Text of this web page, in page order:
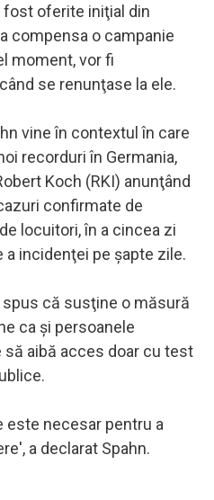
fost oferite iniţial din
compensa o campanie
moment, vor fi
se renunţase la ele.
vine în contextul în care
recorduri în Germania,
Koch (RKI) anunţând
confirmate de
locuitori, în a cincea zi
incidenţei pe şapte zile.
că susţine o măsură
ca şi persoanele
aibă acces doar cu test
necesar pentru a
a declarat Spahn.